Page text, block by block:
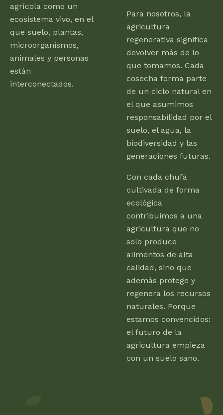
agrícola como un
ecosistema vivo, en el
que suelo, plantas,
microorganismos,
animales y personas
están
interconectados.
Para nosotros, la
agricultura
regenerativa significa
devolver más de lo
que tomamos. Cada
cosecha forma parte
de un ciclo natural en
el que asumimos
responsabilidad por el
suelo, el agua, la
biodiversidad y las
generaciones futuras.
Con cada chufa
cultivada de forma
ecológica
contribuimos a una
agricultura que no
solo produce
alimentos de alta
calidad, sino que
además protege y
regenera los recursos
naturales. Porque
estamos convencidos:
el futuro de la
agricultura empieza
con un suelo sano.